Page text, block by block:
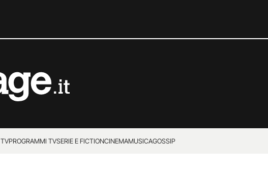
TVPROGRAMMI TVSERIE E FICTIONCINEMAMUSICAGOSSIP